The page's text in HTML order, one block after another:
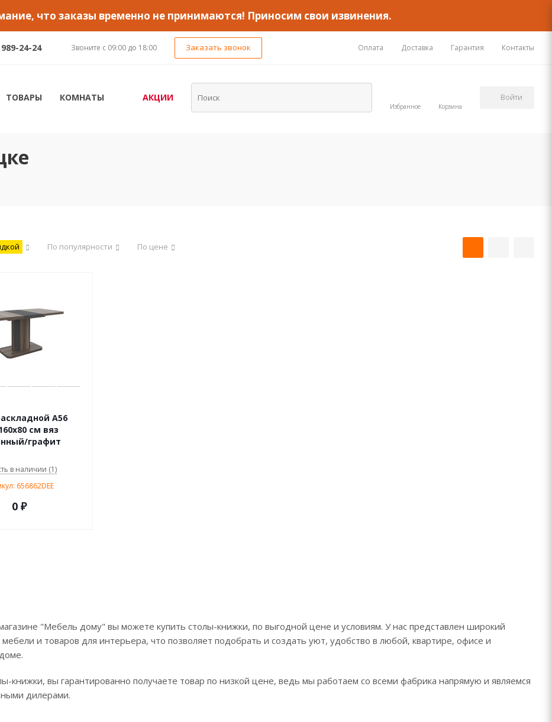
что заказы временно не принимаются! Приносим свои извинения.
24-24 Звоните с 09:00 до 18:00 Заказать звонок Оплата Доставка Гарантия Контакты
ТОВАРЫ КОМНАТЫ АКЦИИ
Избранное Корзина
Войти
По популярности По цене
А56
см вяз
графит
в наличии (1)
656862DEE
0 ₽
"Мебель дому" вы можете купить столы-книжки, по выгодной цене и условиям. У нас представлен широкий
мебели и товаров для интерьера, что позволяет подобрать и создать уют, удобство в любой, квартире, офисе и
книжки, вы гарантированно получаете товар по низкой цене, ведь мы работаем со всеми фабрика напрямую и являемся
дилерами.